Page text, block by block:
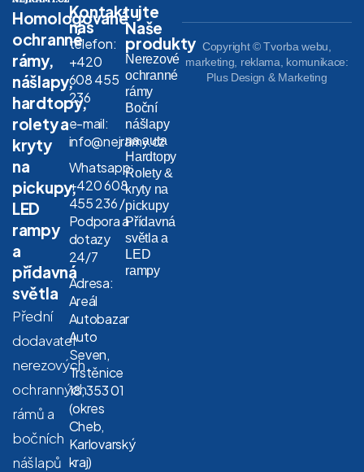
Homologované
ochranné
rámy,
nášlapy,
hardtopy,
rolety a
kryty
na
pickupy,
LED
rampy
a
přídavná
světla
Přední
dodavatel
nerezových
ochranných
rámů a
bočních
nášlapů
Kontaktujte
nás
telefon:
+420
608 455
236
e-mail:
info@nejramy.cz
Whatsapp:
+420 608
455 236 /
Podpora a
dotazy
24/7
Adresa:
Areál
Autobazar
Auto
Seven,
Trstěnice
18, 353 01
(okres
Cheb,
Karlovarský
kraj)
Naše
produkty
Nerezové
ochranné
rámy
Boční
nášlapy
na auta
Hardtopy
Rolety &
kryty na
pickupy
Přídavná
světla a
LED
rampy
Copyright © Tvorba webu,
marketing, reklama, komunikace:
Plus Design & Marketing